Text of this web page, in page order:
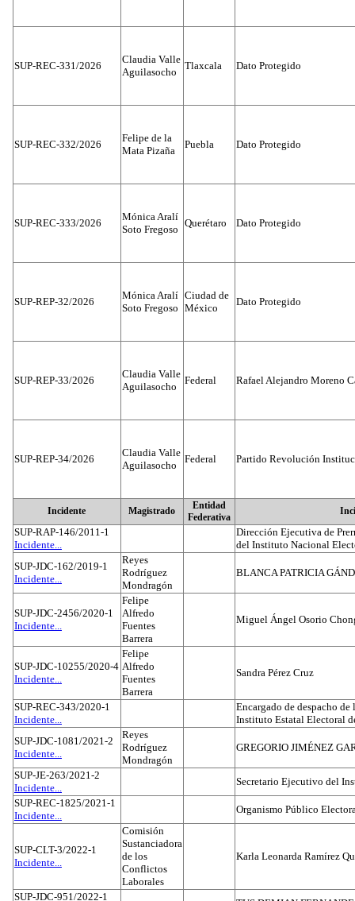
SUP-REC-331/2026
Claudia Valle
Aguilasocho
Tlaxcala Dato Protegido
SUP-REC-332/2026
Felipe de la
Mata Pizaña
Puebla Dato Protegido
SUP-REC-333/2026
Mónica Aralí
Soto Fregoso
Querétaro Dato Protegido
SUP-REP-32/2026
Mónica Aralí
Soto Fregoso
Ciudad de
México
Dato Protegido
SUP-REP-33/2026
Claudia Valle
Aguilasocho
Federal Rafael Alejandro Moreno
SUP-REP-34/2026
Claudia Valle
Aguilasocho
Federal Partido Revolución
Incidente Magistrado
Entidad
Federativa
SUP-RAP-146/2011-1
Incidente...
Dirección Ejecutiva de
del Instituto Nacional
SUP-JDC-162/2019-1
Incidente...
Reyes
Rodríguez
Mondragón
BLANCA PATRICIA
SUP-JDC-2456/2020-1
Incidente...
Felipe
Alfredo
Fuentes
Barrera
Miguel Ángel Osorio
SUP-JDC-10255/2020-4
Incidente...
Felipe
Alfredo
Fuentes
Barrera
Sandra Pérez Cruz
SUP-REC-343/2020-1
Incidente...
Encargado de despacho
Instituto Estatal Electoral
SUP-JDC-1081/2021-2
Incidente...
Reyes
Rodríguez
Mondragón
GREGORIO JIMÉNEZ
SUP-JE-263/2021-2
Incidente...
Secretario Ejecutivo del
SUP-REC-1825/2021-1
Incidente...
Organismo Público
SUP-CLT-3/2022-1
Incidente...
Comisión
Sustanciadora
de los
Conflictos
Laborales
Karla Leonarda Ramírez
SUP-JDC-951/2022-1